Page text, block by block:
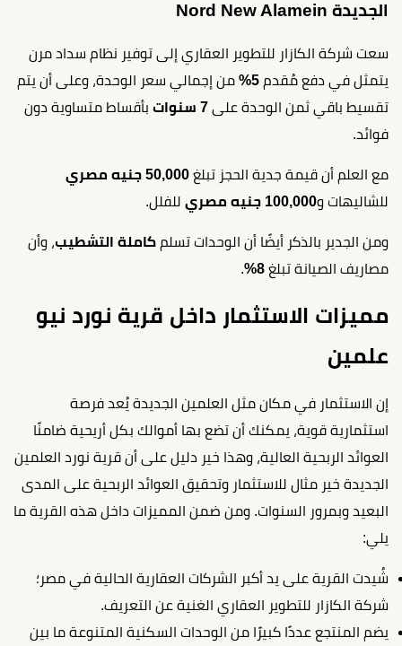
الجديدة Nord New Alamein
سعت شركة الكازار للتطوير العقاري إلى توفير نظام سداد مرن
يتمثل في دفع مُقدم 5%
من إجمالي سعر الوحدة، وعلى أن يتم
تقسيط باقي ثمن الوحدة على 7 سنوات
بأقساط متساوية دون
فوائد.
مع العلم أن قيمة جدية الحجز تبلغ
للشاليهات و100,000 جنيه مصري للفلل.
ومن الجدير بالذكر أيضًا أن الوحدات تسلم كاملة التشطيب، وأن
مصاريف الصيانة تبلغ 8%
.
مميزات الاستثمار داخل قرية نورد نيو
علمين
إن الاستثمار في مكان مثل العلمين الجديدة يُعد فرصة
استثمارية قوية، يمكنك أن تضع بها أموالك بكل أريحية ضامنًا
العوائد الربحية العالية، وهذا خير دليل على أن قرية نورد العلمين
الجديدة خير مثال للاستثمار وتحقيق العوائد الربحية على المدى
البعيد وبمرور السنوات. ومن ضمن المميزات داخل هذه القرية ما
يلي:
شُيدت القرية على يد أكبر الشركات العقارية الحالية في مصر؛
شركة الكازار للتطوير العقاري الغنية عن التعريف.
يضم المنتجع عددًا كبيرًا من الوحدات السكنية المتنوعة ما بين